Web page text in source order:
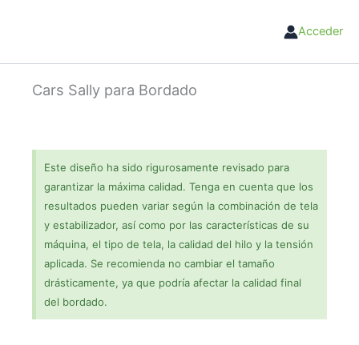
Acceder
Cars Sally para Bordado
Este diseño ha sido rigurosamente revisado para
garantizar la máxima calidad. Tenga en cuenta que los
resultados pueden variar según la combinación de tela
y estabilizador, así como por las características de su
máquina, el tipo de tela, la calidad del hilo y la tensión
aplicada. Se recomienda no cambiar el tamaño
drásticamente, ya que podría afectar la calidad final
del bordado.